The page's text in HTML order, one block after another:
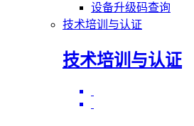
设备升级码查询
技术培训与认证
技术培训与认证